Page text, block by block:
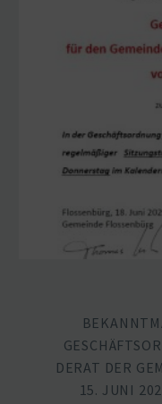
DERAT DER
15. JUNI